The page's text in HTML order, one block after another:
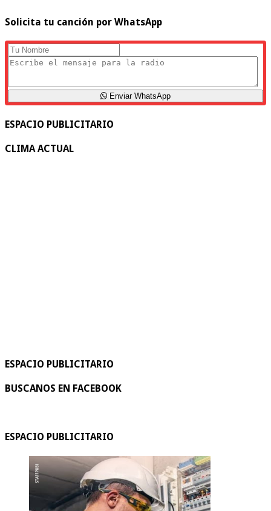
Solicita tu canción por WhatsApp
Enviar WhatsApp
ESPACIO PUBLICITARIO
CLIMA ACTUAL
ESPACIO PUBLICITARIO
BUSCANOS EN FACEBOOK
ESPACIO PUBLICITARIO